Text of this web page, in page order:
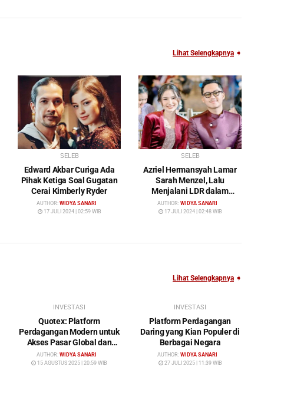
Lihat Selengkapnya ➧
SELEB
Edward Akbar Curiga Ada
Pihak Ketiga Soal Gugatan
Cerai Kimberly Ryder
AUTHOR: WIDYA SANARI
17 JULI 2024 | 02:59 WIB
SELEB
Azriel Hermansyah Lamar
Sarah Menzel, Lalu
Menjalani LDR dalam
Waktu yang Cukup Lama
AUTHOR: WIDYA SANARI
17 JULI 2024 | 02:48 WIB
Lihat Selengkapnya ➧
INVESTASI
Quotex: Platform
Perdagangan Modern untuk
Akses Pasar Global dan
Investasi Cerdas
AUTHOR: WIDYA SANARI
15 AGUSTUS 2025 | 20:59 WIB
INVESTASI
Platform Perdagangan
Daring yang Kian Populer di
Berbagai Negara
AUTHOR: WIDYA SANARI
27 JULI 2025 | 11:39 WIB